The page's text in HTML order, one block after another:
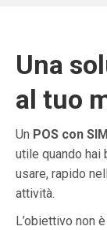
Una
al tuo
Un POS con
utile quando hai
usare, rapido
attività.
L’obiettivo non